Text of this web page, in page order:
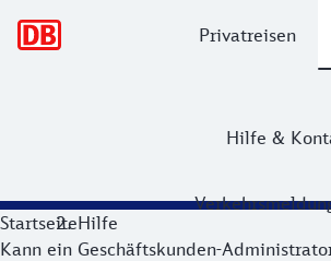
Privatreisen
Hilfe &
StartseiteHilfe
Kann ein Geschäftskunden-